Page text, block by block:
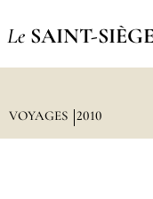
Le SAINT-
VOYAGES 2010